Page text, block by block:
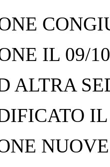
IL 09/
ALTRA